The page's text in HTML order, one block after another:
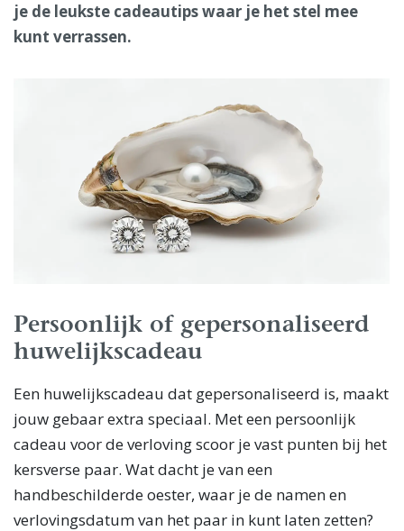
je de leukste cadeautips waar je het stel mee
kunt verrassen.
Persoonlijk of gepersonaliseerd
huwelijkscadeau
Een huwelijkscadeau dat gepersonaliseerd is, maakt
jouw gebaar extra speciaal. Met een persoonlijk
cadeau voor de verloving scoor je vast punten bij het
kersverse paar. Wat dacht je van een
handbeschilderde oester, waar je de namen en
verlovingsdatum van het paar in kunt laten zetten?